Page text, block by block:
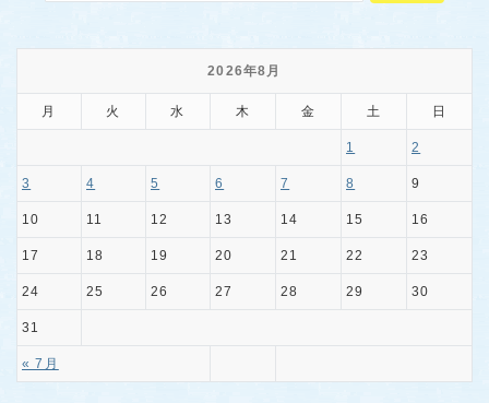
2026年8月
月 火 水 木 金 土 日
« 7月
1 2
3 4 5 6 7 8 9
10 11 12 13 14 15 16
17 18 19 20 21 22 23
24 25 26 27 28 29 30
31